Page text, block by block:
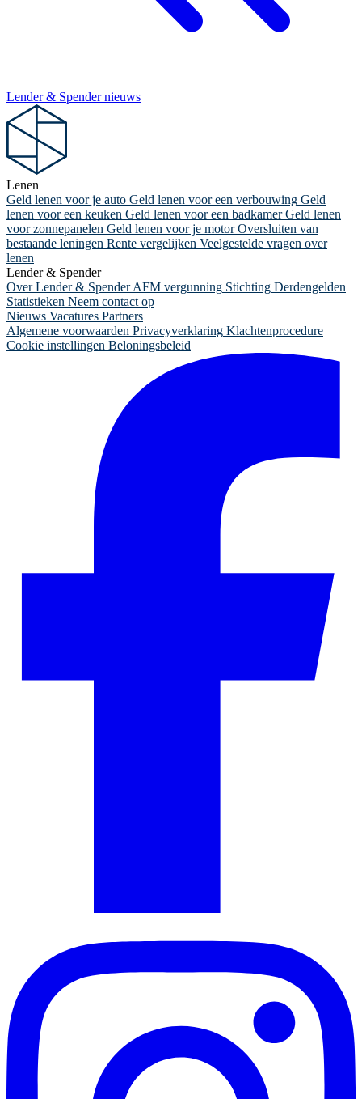
Lender & Spender nieuws
Lenen
Geld lenen voor je auto Geld lenen voor een verbouwing Geld
lenen voor een keuken Geld lenen voor een badkamer Geld lenen
voor zonnepanelen Geld lenen voor je motor Oversluiten van
bestaande leningen Rente vergelijken Veelgestelde vragen over
lenen
Lender & Spender
Over Lender & SpenderAFM vergunning Stichting Derdengelden
Statistieken Neem contact op
Nieuws Vacatures Partners
Algemene voorwaarden Privacyverklaring Klachtenprocedure
Cookie instellingen Beloningsbeleid